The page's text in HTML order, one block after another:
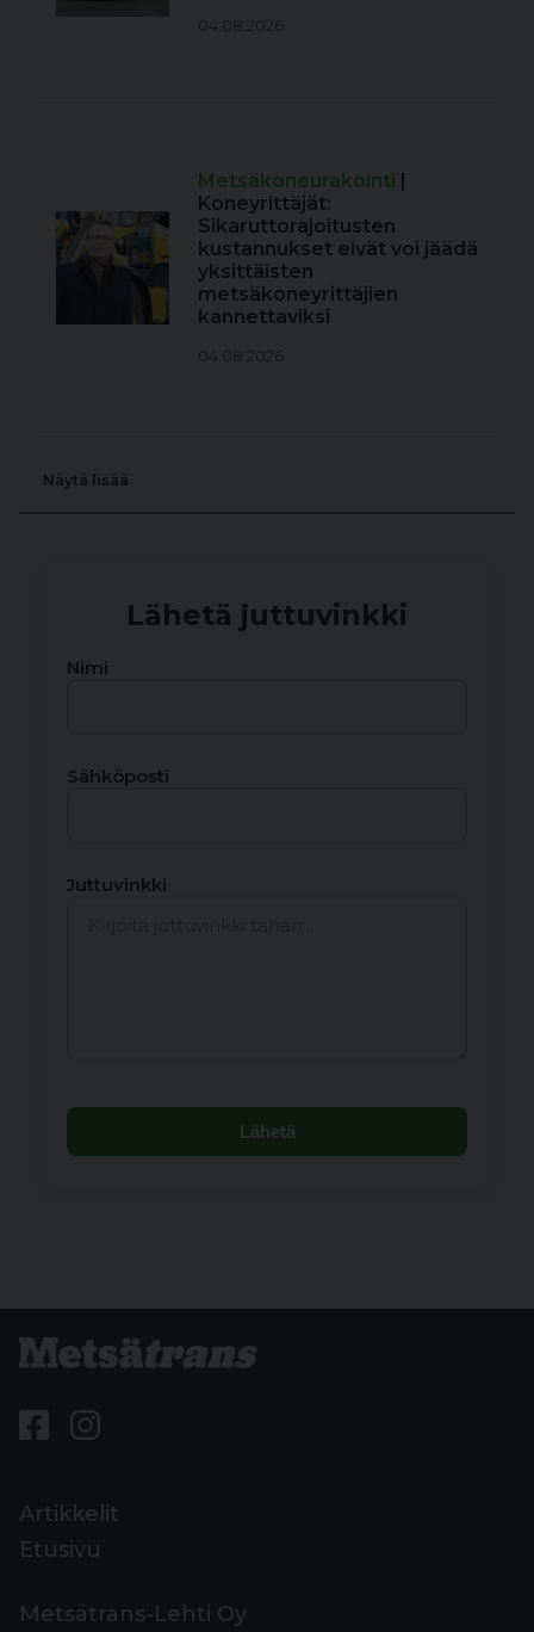
04.08.2026
Metsäkoneurakointi
Koneyrittäjät:
Sikaruttorajoitusten
kustannukset eivät voi jäädä
yksittäisten
metsäkoneyrittäjien
kannettaviksi
04.08.2026
Näytä lisää
Lähetä juttuvinkki
Nimi
Sähköposti
Juttuvinkki
Lähetä
Artikkelit
Etusivu
Metsätrans-Lehti Oy